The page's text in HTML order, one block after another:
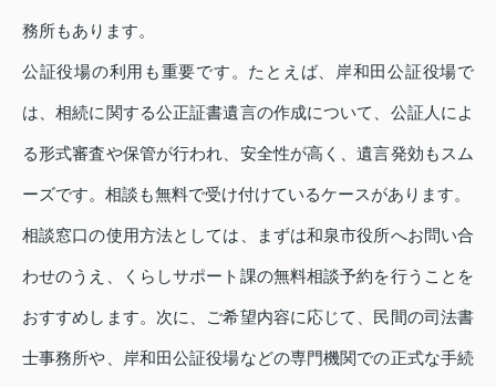
務所もあります。
公証役場の利用も重要です。たとえば、岸和田公証役場で
は、相続に関する公正証書遺言の作成について、公証人によ
る形式審査や保管が行われ、安全性が高く、遺言発効もスム
ーズです。相談も無料で受け付けているケースがあります。
相談窓口の使用方法としては、まずは和泉市役所へお問い合
わせのうえ、くらしサポート課の無料相談予約を行うことを
おすすめします。次に、ご希望内容に応じて、民間の司法書
士事務所や、岸和田公証役場などの専門機関での正式な手続